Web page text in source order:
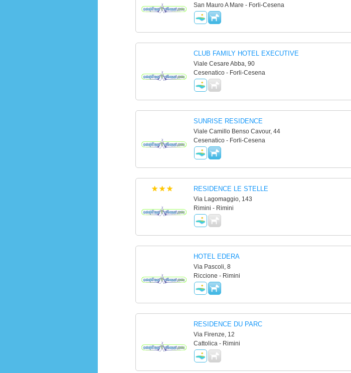
San Mauro A Mare - Forli-Cesena
CLUB FAMILY HOTEL EXECUTIVE
Viale Cesare Abba, 90
Cesenatico - Forli-Cesena
SUNRISE RESIDENCE
Viale Camillo Benso Cavour, 44
Cesenatico - Forli-Cesena
RESIDENCE LE STELLE
Via Lagomaggio, 143
Rimini - Rimini
HOTEL EDERA
Via Pascoli, 8
Riccione - Rimini
RESIDENCE DU PARC
Via Firenze, 12
Cattolica - Rimini